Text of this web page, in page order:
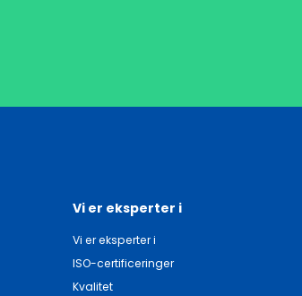
Vi er eksperter i
Vi er eksperter i
ISO-certificeringer
Kvalitet